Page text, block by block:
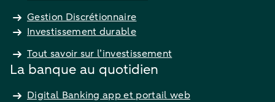
Gestion Discrétionnaire
Investissement durable
Tout savoir sur l’investissement
La banque au quotidien
Digital Banking app et portail web